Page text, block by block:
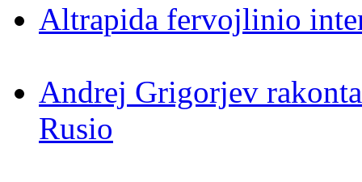
Altrapida fervojlinio
Andrej Grigorjev
Rusio